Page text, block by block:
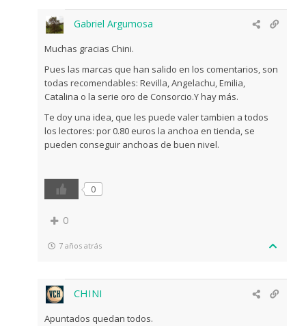
Gabriel Argumosa
Muchas gracias Chini.
Pues las marcas que han salido en los comentarios, son
todas recomendables: Revilla, Angelachu, Emilia,
Catalina o la serie oro de Consorcio.Y hay más.
Te doy una idea, que les puede valer tambien a todos
los lectores: por 0.80 euros la anchoa en tienda, se
pueden conseguir anchoas de buen nivel.
0
0
7 años atrás
CHINI
Apuntados quedan todos.